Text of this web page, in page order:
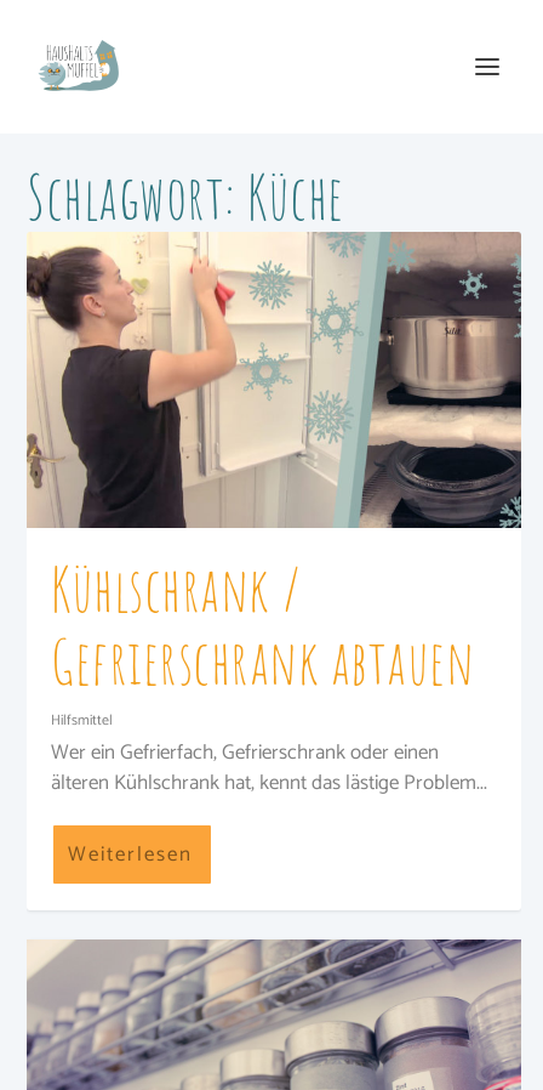
Schlagwort: Küche
Kühlschrank /
Gefrierschrank abtauen
Hilfsmittel
Wer ein Gefrierfach, Gefrierschrank oder einen
älteren Kühlschrank hat, kennt das lästige Problem...
Weiterlesen